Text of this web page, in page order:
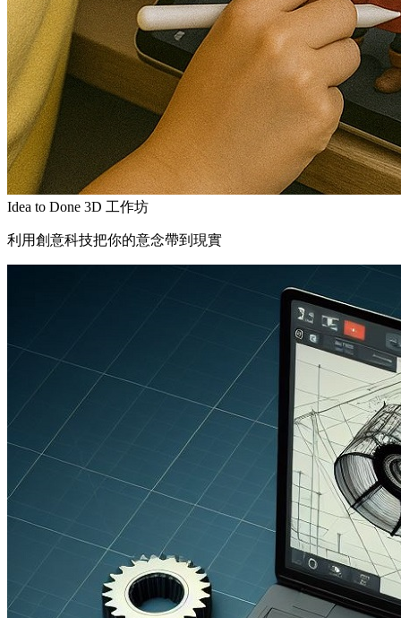
Idea to Done 3D 工作坊
利用創意科技把你的意念帶到現實